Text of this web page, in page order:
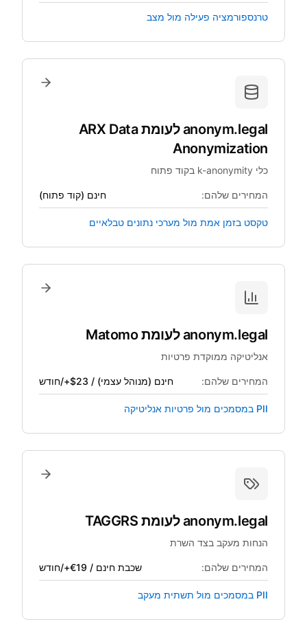
טרנספורמציה פעילה מול מצב
anonym.legal לעומתARX Data
Anonymization
כלי k-anonymity בקוד פתוח
המחירים שלהם: חינם (קוד פתוח)
טקסט בזמן אמת מול מערכי נתונים טבלאיים
anonym.legal לעומתMatomo
אנליטיקה ממוקדת פרטיות
המחירים שלהם: חינם (מנוהל עצמי) / $23+/חודש
PII במסמכים מול פרטיות אנליטיקה
anonym.legal לעומת TAGGRS
הנחות מעקב בצד השרת
המחירים שלהם: שכבת חינם / €19+/חודש
PII במסמכים מול תשתית מעקב